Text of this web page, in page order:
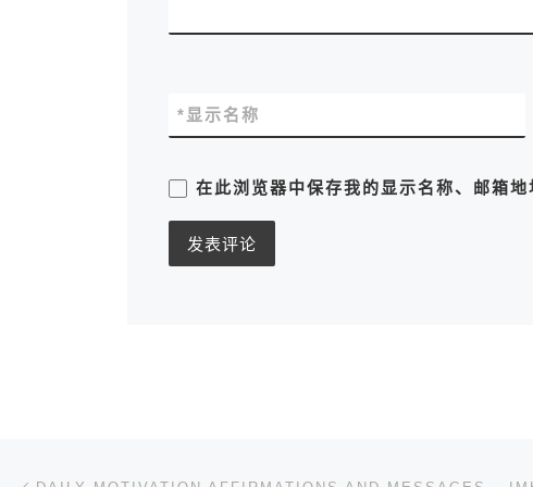
显示名称
*
在此浏览器中保存我的显示名称、邮箱
文章导航